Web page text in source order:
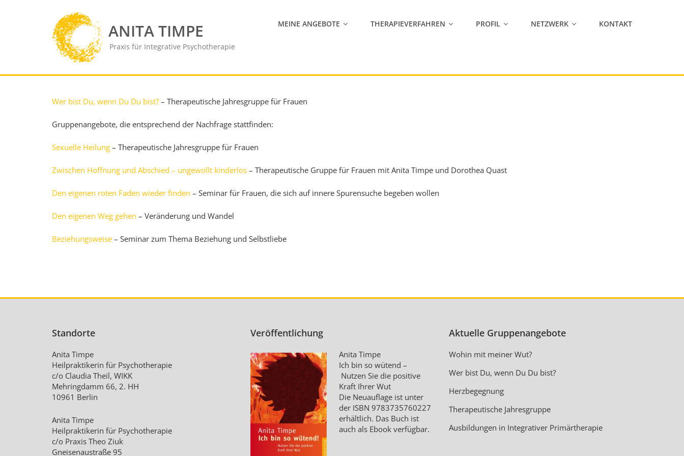
ANITA TIMPE
Praxis für Integrative Psychotherapie
MEINE ANGEBOTE THERAPIEVERFAHREN PROFIL NETZWERK KONTAKT
Wer bist Du, wenn Du Du bist? – Therapeutische Jahresgruppe für Frauen
Gruppenangebote, die entsprechend der Nachfrage stattfinden:
Sexuelle Heilung – Therapeutische Jahresgruppe für Frauen
Zwischen Hoffnung und Abschied – ungewollt kinderlos – Therapeutische Gruppe für Frauen mit Anita Timpe und Dorothea Quast
Den eigenen roten Faden wieder finden – Seminar für Frauen, die sich auf innere Spurensuche begeben wollen
Den eigenen Weg gehen – Veränderung und Wandel
Beziehungsweise – Seminar zum Thema Beziehung und Selbstliebe
Standorte
Anita Timpe
Heilpraktikerin für Psychotherapie
c/o Claudia Theil, WIKK
Mehringdamm 66, 2. HH
10961 Berlin
Anita Timpe
Heilpraktikerin für Psychotherapie
c/o Praxis Theo Ziuk
Gneisenaustraße 95
Veröffentlichung
Anita Timpe
Ich bin so wütend –
Nutzen Sie die positive
Kraft Ihrer Wut
Die Neuauflage ist unter
der ISBN 9783735760227
erhältlich. Das Buch ist
auch als Ebook verfügbar.
Aktuelle Gruppenangebote
Wohin mit meiner Wut?
Wer bist Du, wenn Du Du bist?
Herzbegegnung
Therapeutische Jahresgruppe
Ausbildungen in Integrativer Primärtherapie